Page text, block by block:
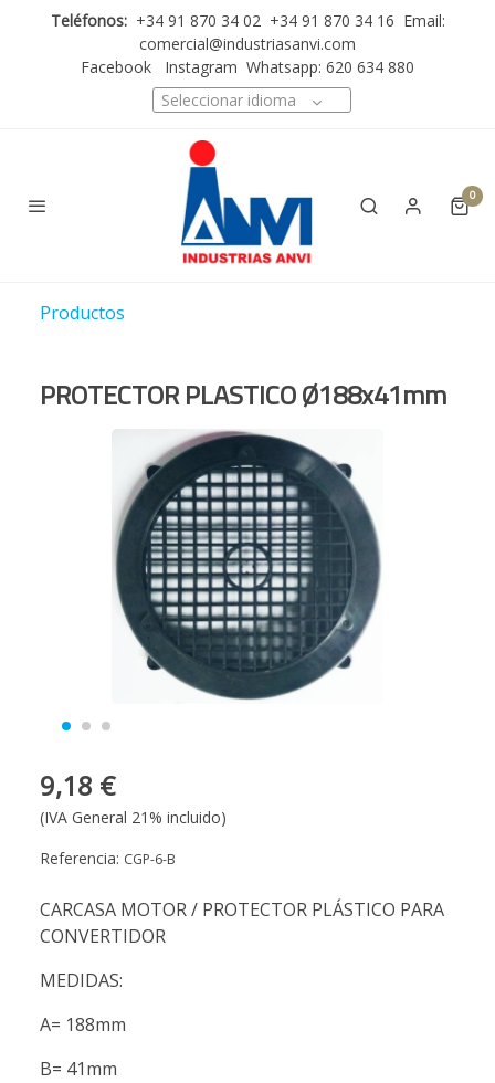
Teléfonos: +34 91 870 34 02 +34 91 870 34 16 Email:
comercial@industriasanvi.com
Facebook
Instagram Whatsapp: 620 634 880
Seleccionar idioma
0
Productos
PROTECTOR PLASTICO Ø188x41mm
9,18 €
(IVA General 21% incluido)
Referencia: CGP-6-B
CARCASA MOTOR / PROTECTOR PLÁSTICO PARA
CONVERTIDOR
MEDIDAS:
A= 188mm
B= 41mm